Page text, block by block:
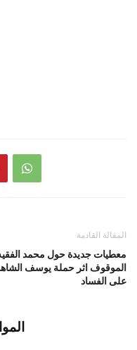
المقالة القادمة
معطيات جديدة حول محمد
الموقوف اثر حملة يوسف
على الفساد